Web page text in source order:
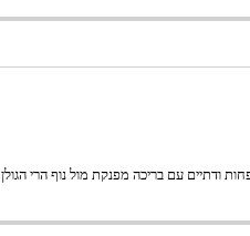
ודתיים עם בריכה מפנקת מול נוף הרי